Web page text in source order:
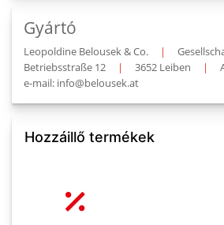
Gyártó
Leopoldine Belousek & Co. |
Betriebsstraße 12
| 3652 Leiben |
e-mail: info@belousek.at
Hozzáillő termékek